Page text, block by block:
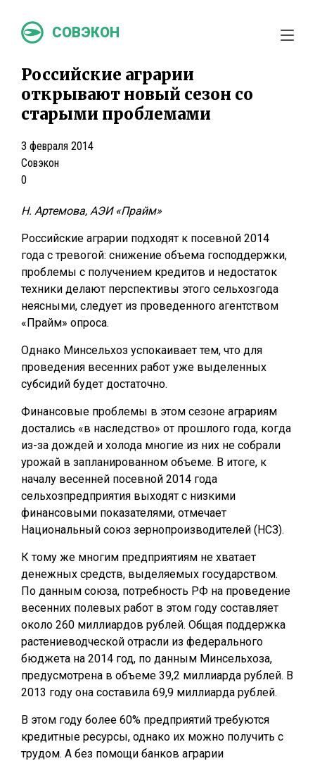
СОВЭКОН
Российские аграрии
открывают новый сезон со
старыми проблемами
3 февраля 2014
Совэкон
0
Н. Артемова, АЭИ «Прайм»
Российские аграрии подходят к посевной 2014
года с тревогой: снижение объема господдержки,
проблемы с получением кредитов и недостаток
техники делают перспективы этого сельхозгода
неясными, следует из проведенного агентством
«Прайм» опроса.
Однако Минсельхоз успокаивает тем, что для
проведения весенних работ уже выделенных
субсидий будет достаточно.
Финансовые проблемы в этом сезоне аграриям
достались «в наследство» от прошлого года, когда
из-за дождей и холода многие из них не собрали
урожай в запланированном объеме. В итоге, к
началу весенней посевной 2014 года
сельхозпредприятия выходят с низкими
финансовыми показателями, отмечает
Национальный союз зернопроизводителей (НСЗ).
К тому же многим предприятиям не хватает
денежных средств, выделяемых государством.
По данным союза, потребность РФ на проведение
весенних полевых работ в этом году составляет
около 260 миллиардов рублей. Общая поддержка
растениеводческой отрасли из федерального
бюджета на 2014 год, по данным Минсельхоза,
предусмотрена в объеме 39,2 миллиарда рублей. В
2013 году она составила 69,9 миллиарда рублей.
В этом году более 60% предприятий требуются
кредитные ресурсы, однако их можно получить с
трудом. А без помощи банков аграрии